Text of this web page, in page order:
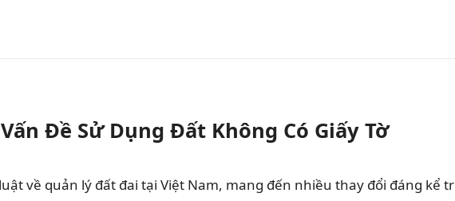
Đề Sử Dụng Đất Không Có Giấy Tờ
về quản lý đất đai tại Việt Nam, mang đến nhiều thay đổi đáng kể